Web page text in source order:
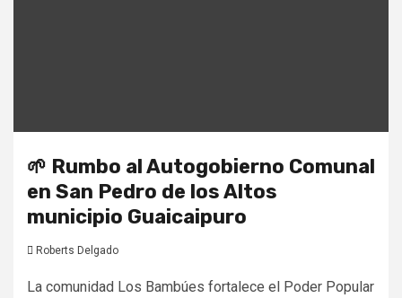
🌱 Rumbo al Autogobierno Comunal
en San Pedro de los Altos
municipio Guaicaipuro
Roberts Delgado
La comunidad Los Bambúes fortalece el Poder Popular